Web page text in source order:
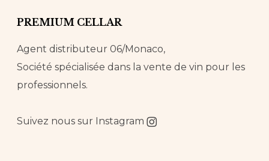
PREMIUM CELLAR
Agent distributeur 06/Monaco,
Société spécialisée dans la vente de vin pour les
professionnels.
Suivez nous sur Instagram